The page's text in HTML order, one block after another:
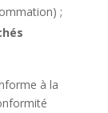
;
à la